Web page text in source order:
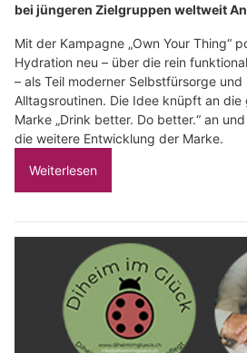
bei jüngeren Zielgruppen weltweit
Mit der Kampagne „Own Your Thing“
Hydration neu – über die rein
– als Teil moderner Selbstfürsorge
Alltagsroutinen. Die Idee knüpft an
Marke „Drink better. Do better.“ an
die weitere Entwicklung der Marke.
Weiterlesen